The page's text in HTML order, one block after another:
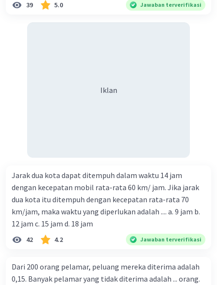
39 5.0 Jawaban terverifikasi
Iklan
Jarak dua kota dapat ditempuh dalam waktu 14 jam
dengan kecepatan mobil rata-rata 60 km/ jam. Jika jarak
dua kota itu ditempuh dengan kecepatan rata-rata 70
km/jam, maka waktu yang diperlukan adalah .... a. 9 jam b.
12 jam c. 15 jam d. 18 jam
42 4.2 Jawaban terverifikasi
Dari 200 orang pelamar, peluang mereka diterima adalah
0,15. Banyak pelamar yang tidak diterima adalah ... orang.